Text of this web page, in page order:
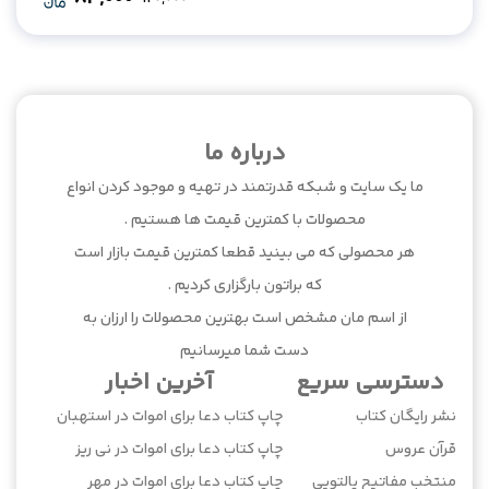
Original
price
Current
price
درباره ما
ما یک سایت و شبکه قدرتمند در تهیه و موجود کردن انواع
محصولات با کمترین قیمت ها هستیم .
هر محصولی که می بینید قطعا کمترین قیمت بازار است
که براتون بارگزاری کردیم .
از اسم مان مشخص است بهترین محصولات را ارزان به
دست شما میرسانیم
دسترسی سریع
نشر رایگان کتاب
قرآن عروس
منتخب مفاتیح پالتویی
آخرین اخبار
چاپ کتاب دعا برای اموات در استهبان
چاپ کتاب دعا برای اموات در نی ریز
چاپ کتاب دعا برای اموات در مهر